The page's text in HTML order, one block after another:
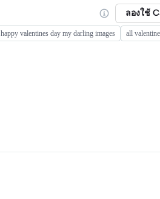
ลองใช้
happy valentines day my darling images
all